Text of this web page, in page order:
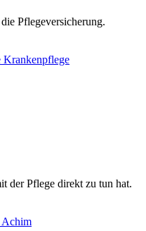
Pflegeversicherung.
Krankenpflege
der Pflege direkt zu tun hat.
Achim